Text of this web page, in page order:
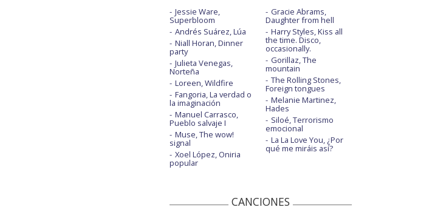
Jessie Ware,
Superbloom
Andrés Suárez, Lúa
Niall Horan, Dinner
party
Julieta Venegas,
Norteña
Loreen, Wildfire
Fangoria, La verdad o
la imaginación
Manuel Carrasco,
Pueblo salvaje I
Muse, The wow!
signal
Xoel López, Oniria
popular
Gracie Abrams,
Daughter from hell
Harry Styles, Kiss all
the time. Disco,
occasionally.
Gorillaz, The
mountain
The Rolling Stones,
Foreign tongues
Melanie Martinez,
Hades
Siloé, Terrorismo
emocional
La La Love You, ¿Por
qué me miráis así?
CANCIONES